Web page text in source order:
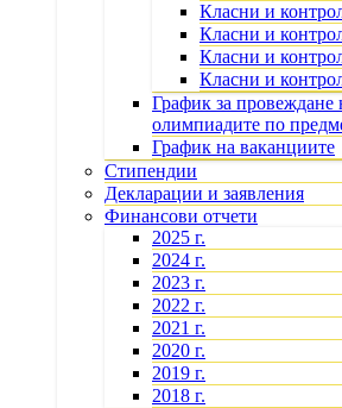
Класни и
Класни и
Класни и
Класни и
График за
олимпиадите по
График на ваканциите
Стипендии
Декларации и заявления
Финансови отчети
2025 г.
2024 г.
2023 г.
2022 г.
2021 г.
2020 г.
2019 г.
2018 г.